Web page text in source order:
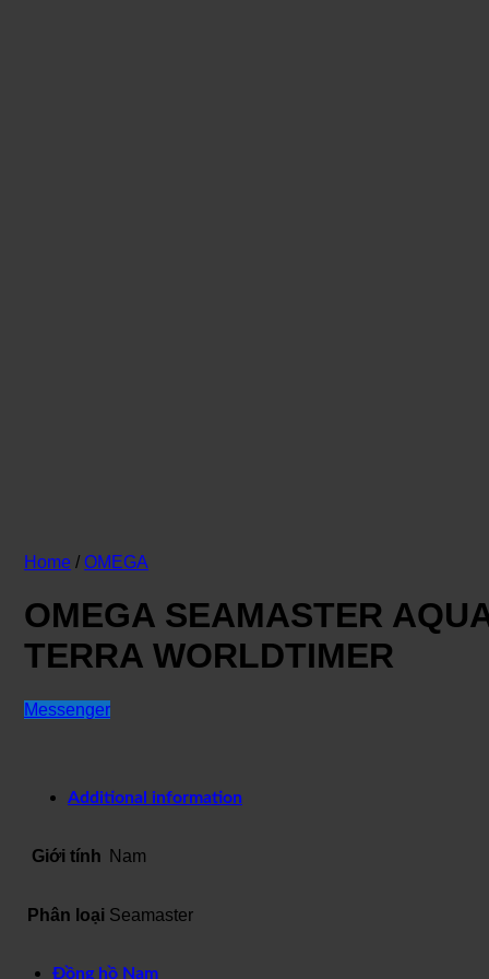
Home / OMEGA
OMEGA SEAMASTER
TERRA WORLDTIMER
Messenger
Additional information
Giới tính Nam
Phân loại Seamaster
Đồng hồ Nam